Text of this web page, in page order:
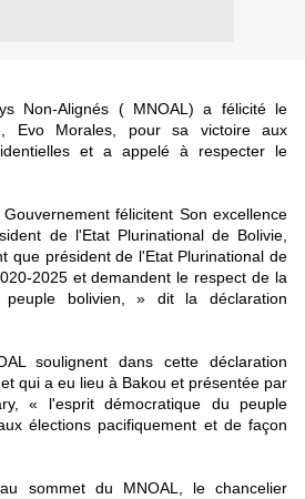
Non-Alignés ( MNOAL) a félicité le
Evo Morales, pour sa victoire aux
et a appelé à respecter le
félicitent Son excellence
de l'Etat Plurinational de Bolivie,
que président de l'Etat Plurinational de
2025 et demandent le respect de la
peuple bolivien, » dit la déclaration
soulignent dans cette déclaration
qui a eu lieu à Bakou et présentée par
« l'esprit démocratique du peuple
élections pacifiquement et de façon
sommet du MNOAL, le chancelier